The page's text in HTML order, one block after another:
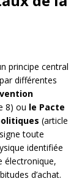
principe central
différentes
8) ou le Pacte
(article
toute
identifiée
électronique,
d’achat.